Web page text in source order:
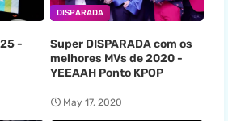
-
DISPARADA
Super DISPARADA com os
melhores MVs de 2020 -
YEEAAH Ponto KPOP
May 17, 2020